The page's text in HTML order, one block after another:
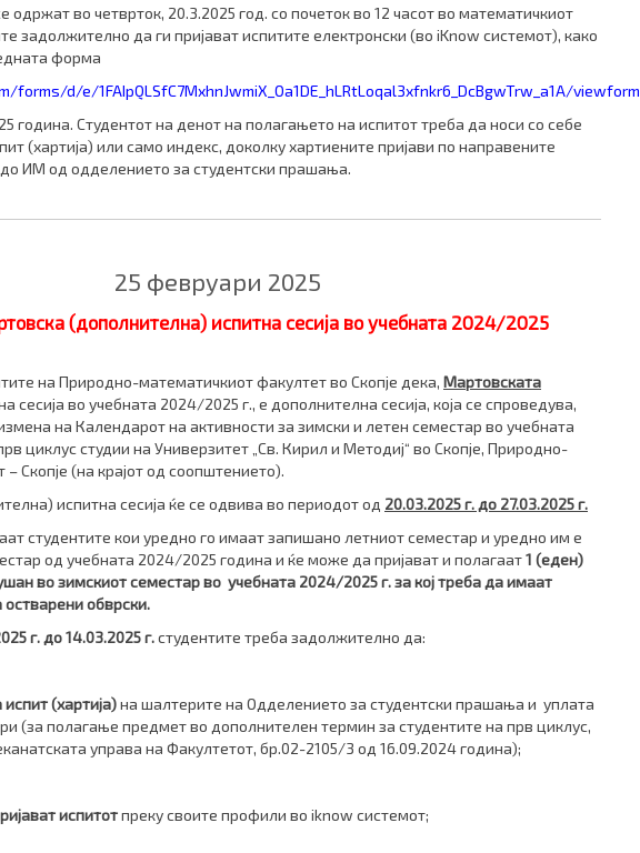
одржат во четврток, 20.3.2025 год. со почеток во 12 часот во математичкиот
задолжително да ги пријават испитите електронски (во iKnow системот), како
форма
d/e/1FAIpQLSfC7MxhnJwmiX_Oa1DE_hLRtLoqal3xfnkr6_DcBgwTrw_a1A/viewform
година. Студентот на денот на полагањето на испитот треба да носи со себе
(хартија) или само индекс, доколку хартиените пријави по направените
ИМ од одделението за студентски прашања.
25 февруари 2025
(дополнителна) испитна сесија во учебната 2024/2025
на Природно-мате­ма­­­тич­ки­­от факултет во Скопје дека, Мартовската
сесија во учебната 2024/2025 г., е дополнителна сесија, која се спроведува,
на Календарот на активности за зимски и летен семестар во учебната
циклус студии на Универзитет „Св. Кирил и Методиј“ во Скопје, Природно-
Скопје (на крајот од соопштението).
испитна сесија ќе се одвива во периодот од 20.03.2025г.до 27.03.2025г.
студентите кои уредно го имаат запишано летниот семестар и уредно им е
од учебната 2024/2025 година и ќе може да пријават и полагаат1 (еден)
во зимскиот семестар во учебната 2024/2025 г.за кој треба да имаат
остварени обврски.
г. до 14.03.2025 г.студентите треба задолжително да:
(хартија)на шалтерите на Одделението за студентски прашања и уплата
(за полагање предмет во дополнителен термин за студентите на прв циклус,
управа на Факултетот, бр.02-2105/3 од 16.09.2024 година);
испитотпреку своите профили во iknow системот;